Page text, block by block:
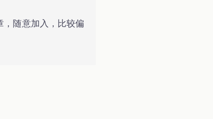
随意加入，比较偏